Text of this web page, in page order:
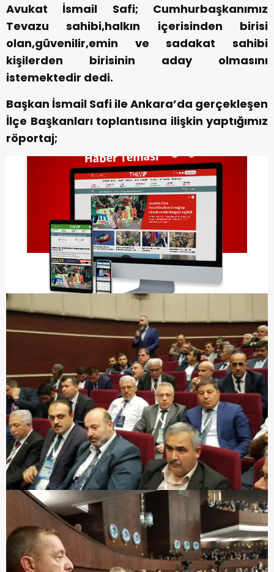
Avukat İsmail Safi; Cumhurbaşkanımız
Tevazu sahibi,halkın içerisinden birisi
olan,güvenilir,emin ve sadakat sahibi
kişilerden birisinin aday olmasını
istemektedir dedi.
Başkan İsmail Safi ile Ankara’da gerçekleşen
İlçe Başkanları toplantısına ilişkin yaptığımız
röportaj;